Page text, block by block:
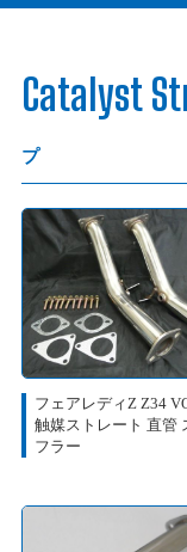
Catalyst
プ
フェアレディZ Z34
触媒ストレート 直管
フラー